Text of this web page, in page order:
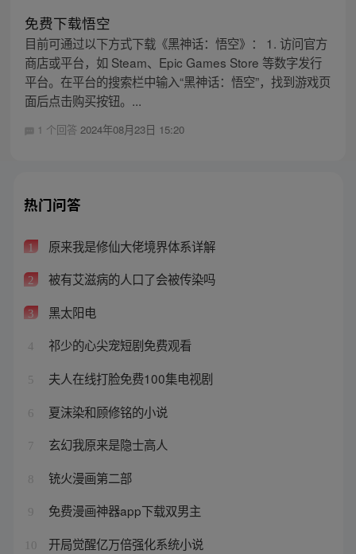
免费下载悟空
目前可通过以下方式下载《黑神话：悟空》： 1. 访问官方
商店或平台，如 Steam、Epic Games Store 等数字发行
平台。在平台的搜索栏中输入“黑神话：悟空”，找到游戏页
面后点击购买按钮。...
1 个回答 2024年08月23日 15:20
热门问答
1 原来我是修仙大佬境界体系详解
2 被有艾滋病的人口了会被传染吗
3 黑太阳电
4 祁少的心尖宠短剧免费观看
5 夫人在线打脸免费100集电视剧
6 夏沫染和顾修铭的小说
7 玄幻我原来是隐士高人
8 铳火漫画第二部
9 免费漫画神器app下载双男主
10 开局觉醒亿万倍强化系统小说